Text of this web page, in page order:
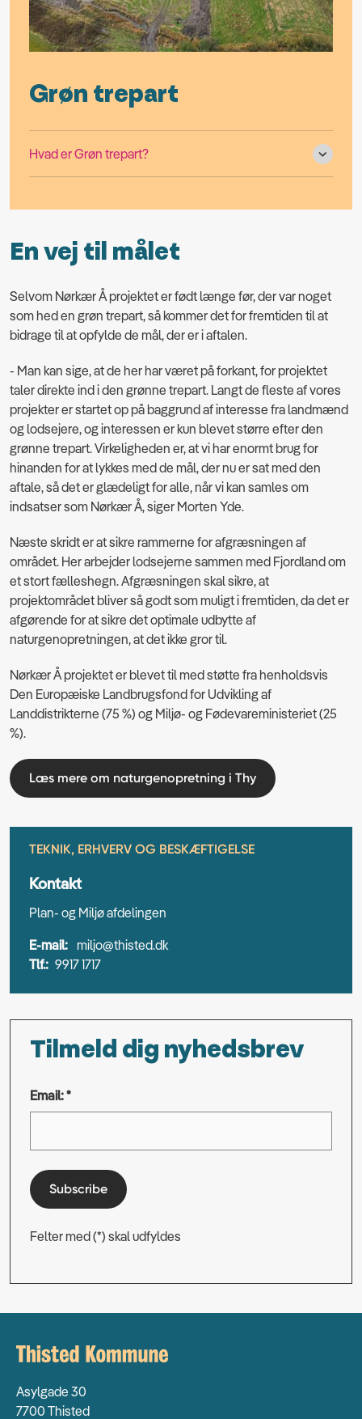
Grøn trepart
Hvad er Grøn trepart?
En vej til målet
Selvom Nørkær Å projektet er født længe før, der var noget
som hed en grøn trepart, så kommer det for fremtiden til at
bidrage til at opfylde de mål, der er i aftalen.
- Man kan sige, at de her har været på forkant, for projektet
taler direkte ind i den grønne trepart. Langt de fleste af vores
projekter er startet op på baggrund af interesse fra landmænd
og lodsejere, og interessen er kun blevet større efter den
grønne trepart. Virkeligheden er, at vi har enormt brug for
hinanden for at lykkes med de mål, der nu er sat med den
aftale, så det er glædeligt for alle, når vi kan samles om
indsatser som Nørkær Å, siger Morten Yde.
Næste skridt er at sikre rammerne for afgræsningen af
området. Her arbejder lodsejerne sammen med Fjordland om
et stort fælleshegn. Afgræsningen skal sikre, at
projektområdet bliver så godt som muligt i fremtiden, da det er
afgørende for at sikre det optimale udbytte af
naturgenopretningen, at det ikke gror til.
Nørkær Å projektet er blevet til med støtte fra henholdsvis
Den Europæiske Landbrugsfond for Udvikling af
Landdistrikterne (75 %) og Miljø- og Fødevareministeriet (25
%).
Læs mere om naturgenopretning i Thy
TEKNIK, ERHVERV OG BESKÆFTIGELSE
Kontakt
Plan- og Miljø afdelingen
E-mail: miljo@thisted.dk
Tlf.: 9917 1717
Tilmeld dig nyhedsbrev
Email: *
Subscribe
Felter med (*) skal udfyldes
Asylgade 30
7700 Thisted